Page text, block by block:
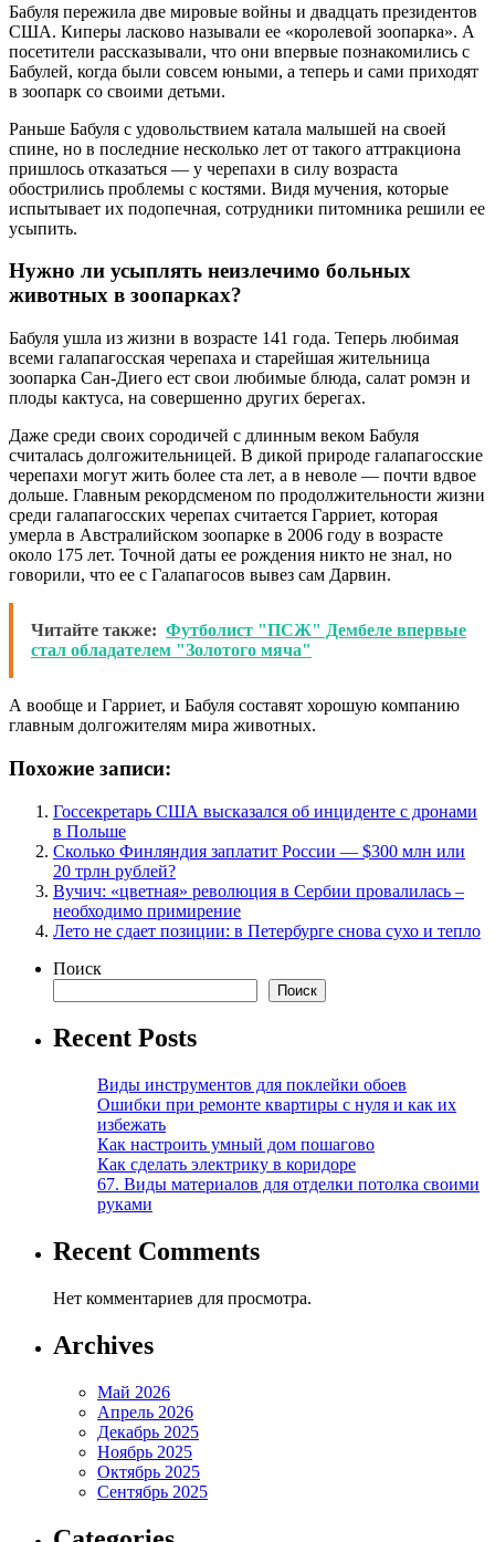
Бабуля пережила две мировые войны и двадцать президентов
США. Киперы ласково называли ее «королевой зоопарка». А
посетители рассказывали, что они впервые познакомились с
Бабулей, когда были совсем юными, а теперь и сами приходят
в зоопарк со своими детьми.
Раньше Бабуля с удовольствием катала малышей на своей
спине, но в последние несколько лет от такого аттракциона
пришлось отказаться — у черепахи в силу возраста
обострились проблемы с костями. Видя мучения, которые
испытывает их подопечная, сотрудники питомника решили ее
усыпить.
Нужно ли усыплять неизлечимо больных
животных в зоопарках?
Бабуля ушла из жизни в возрасте 141 года. Теперь любимая
всеми галапагосская черепаха и старейшая жительница
зоопарка Сан-Диего ест свои любимые блюда, салат ромэн и
плоды кактуса, на совершенно других берегах.
Даже среди своих сородичей с длинным веком Бабуля
считалась долгожительницей. В дикой природе галапагосские
черепахи могут жить более ста лет, а в неволе — почти вдвое
дольше. Главным рекордсменом по продолжительности жизни
среди галапагосских черепах считается Гарриет, которая
умерла в Австралийском зоопарке в 2006 году в возрасте
около 175 лет. Точной даты ее рождения никто не знал, но
говорили, что ее с Галапагосов вывез сам Дарвин.
Читайте также: Футболист "ПСЖ" Дембеле впервые
стал обладателем "Золотого мяча"
А вообще и Гарриет, и Бабуля составят хорошую компанию
главным долгожителям мира животных.
Похожие записи:
Госсекретарь США высказался об инциденте с дронами
в Польше
Сколько Финляндия заплатит России — $300 млн или
20 трлн рублей?
Вучич: «цветная» революция в Сербии провалилась –
необходимо примирение
Лето не сдает позиции: в Петербурге снова сухо и тепло
Поиск
Поиск
Recent Posts
Виды инструментов для поклейки обоев
Ошибки при ремонте квартиры с нуля и как их
избежать
Как настроить умный дом пошагово
Как сделать электрику в коридоре
67. Виды материалов для отделки потолка своими
руками
Recent Comments
Нет комментариев для просмотра.
Archives
Май 2026
Апрель 2026
Декабрь 2025
Ноябрь 2025
Октябрь 2025
Сентябрь 2025